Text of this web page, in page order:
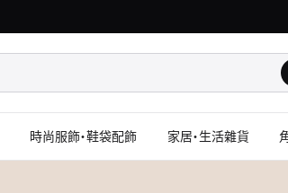
時尚服飾・鞋袋配飾 家居・生活雜貨